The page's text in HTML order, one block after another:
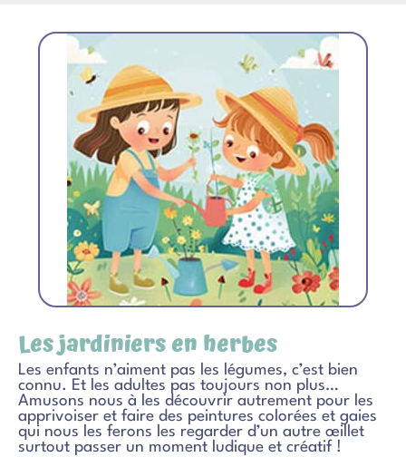
Les jardiniers en herbes
Les enfants n’aiment pas les légumes, c’est bien
connu. Et les adultes pas toujours non plus…
Amusons nous à les découvrir autrement pour les
apprivoiser et faire des peintures colorées et gaies
qui nous les ferons les regarder d’un autre œillet
surtout passer un moment ludique et créatif !